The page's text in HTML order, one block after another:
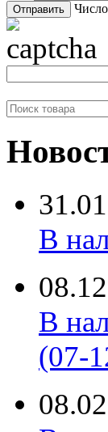
Число
В
В
(07-